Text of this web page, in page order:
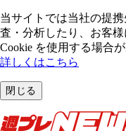
当サイトでは当社の提
査・分析したり、お客
Cookie を使⽤する場合が
詳しくはこちら
閉じる